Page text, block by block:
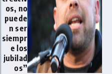
os, no
puede
n ser
siempr
e los
jubilad
os”